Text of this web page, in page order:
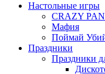
Настольные игры
CRAZY
Мафия
Поймай
Праздники
Праздники